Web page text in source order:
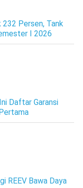
Persen, Tank
I 2026
Daftar Garansi
REEV Bawa Daya